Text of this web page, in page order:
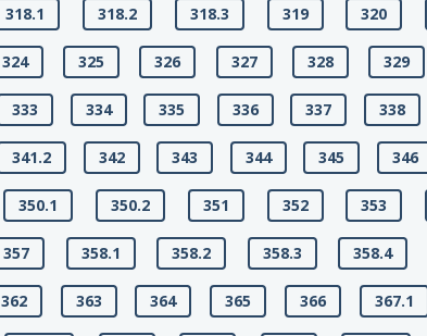
318.1 318.2 318.3 319 320
324 325 326 327 328 329
333 334 335 336 337 338
341.2 342 343 344 345 346
350.1 350.2 351 352 353
357 358.1 358.2 358.3 358.4
362 363 364 365 366 367.1